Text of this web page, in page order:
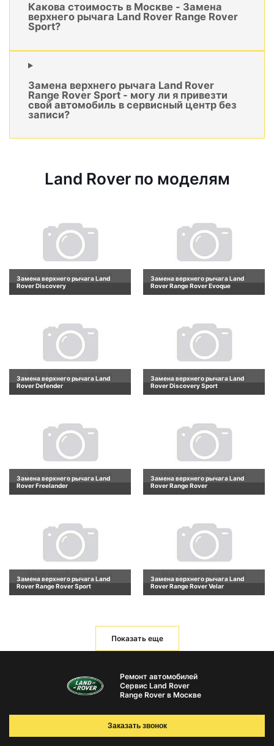
Какова стоимость в Москве - Замена
верхнего рычага Land Rover Range Rover
Sport?
Замена верхнего рычага Land Rover
Range Rover Sport - могу ли я привезти
свой автомобиль в сервисный центр без
записи?
Land Rover по моделям
Замена верхнего рычага Land
Rover Discovery
Замена верхнего рычага Land
Rover Range Rover Evoque
Замена верхнего рычага Land
Rover Defender
Замена верхнего рычага Land
Rover Discovery Sport
Замена верхнего рычага Land
Rover Freelander
Замена верхнего рычага Land
Rover Range Rover
Замена верхнего рычага Land
Rover Range Rover Sport
Замена верхнего рычага Land
Rover Range Rover Velar
Показать еще
Ремонт автомобилей
Сервис Land Rover
Range Rover в Москве
Заказать звонок